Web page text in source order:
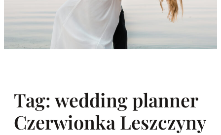
Tag: wedding planner
Czerwionka Leszczyny